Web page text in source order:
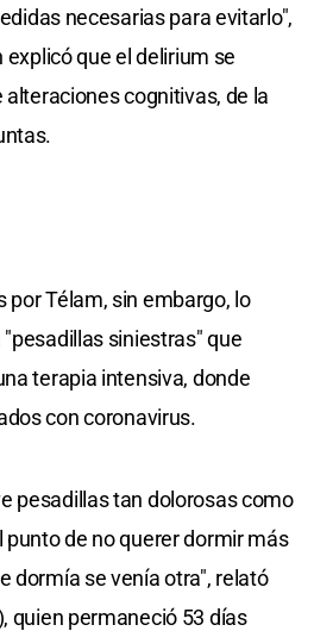
necesarias para evitarlo",
explicó que el delirium se
cognitivas, de la
por Télam, sin embargo, lo
siniestras" que
terapia intensiva, donde
con coronavirus.
pesadillas tan dolorosas como
de no querer dormir más
dormía se venía otra", relató
quien permaneció 53 días